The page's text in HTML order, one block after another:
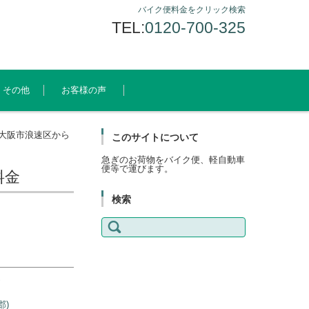
バイク便料金をクリック検索
TEL:0120-700-325
その他 お客様の声
阪市浪速区から
金
)
このサイトについて
急ぎのお荷物をバイク便、軽自動車
便等で運びます。
検索
検
索: